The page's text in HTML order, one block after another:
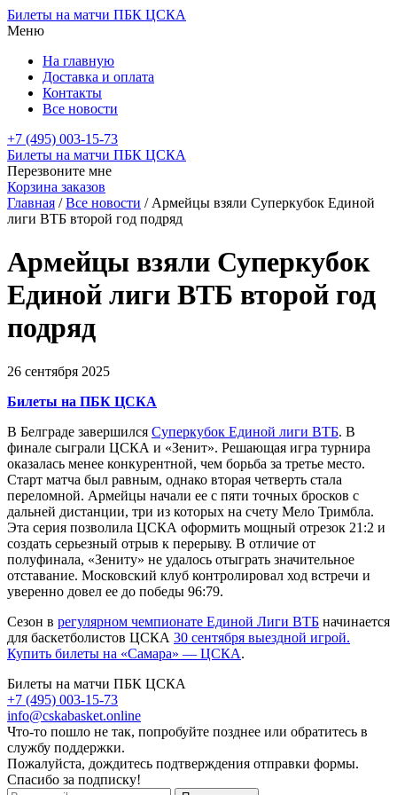
Билеты на матчи ПБК ЦСКА
Меню
На главную
Доставка и оплата
Контакты
Все новости
+7 (495) 003-15-73
Билеты на матчи ПБК ЦСКА
Перезвоните мне
Корзина заказов
Главная /Все новости / Армейцы взяли Суперкубок Единой
лиги ВТБ второй год подряд
Армейцы взяли Суперкубок
Единой лиги ВТБ второй год
подряд
26 сентября 2025
Билеты на ПБК ЦСКА
В Белграде завершился Суперкубок Единой лиги ВТБ. В
финале сыграли ЦСКА и «Зенит». Решающая игра турнира
оказалась менее конкурентной, чем борьба за третье место.
Старт матча был равным, однако вторая четверть стала
переломной. Армейцы начали ее с пяти точных бросков с
дальней дистанции, три из которых на счету Мело Тримбла.
Эта серия позволила ЦСКА оформить мощный отрезок 21:2 и
создать серьезный отрыв к перерыву. В отличие от
полуфинала, «Зениту» не удалось отыграть значительное
отставание. Московский клуб контролировал ход встречи и
уверенно довел ее до победы 96:79.
Сезон в регулярном чемпионате Единой Лиги ВТБ начинается
для баскетболистов ЦСКА 30 сентября выездной игрой.
Купить билеты на «Самара» — ЦСКА.
Билеты на матчи ПБК ЦСКА
+7 (495) 003-15-73
info@cskabasket.online
Что-то пошло не так, попробуйте позднее или обратитесь в
службу поддержки.
Пожалуйста, дождитесь подтверждения отправки формы.
Спасибо за подписку!